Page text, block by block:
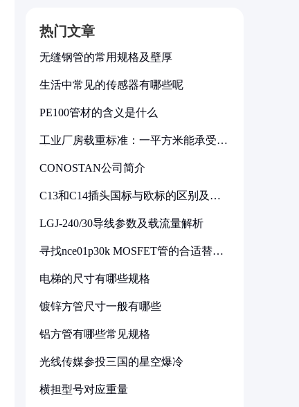
热门文章
无缝钢管的常用规格及壁厚
生活中常见的传感器有哪些呢
PE100管材的含义是什么
工业厂房载重标准：一平方米能承受多
CONOSTAN公司简介
C13和C14插头国标与欧标的区别及其
LGJ-240/30导线参数及载流量解析
寻找nce01p30k MOSFET管的合适替代
电梯的尺寸有哪些规格
镀锌方管尺寸一般有哪些
铝方管有哪些常见规格
光线传媒参投三国的星空爆冷
横担型号对应重量